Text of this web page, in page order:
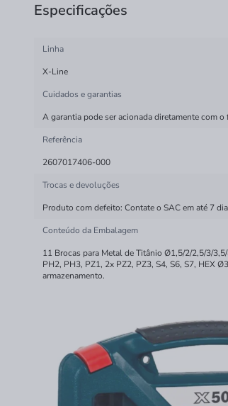
Especificações
Linha
X-Line
Cuidados e garantias
A garantia pode ser acionada diretamente com
Referência
2607017406-000
Trocas e devoluções
Produto com defeito: Contate o SAC em até 7
Conteúdo da Embalagem
11 Brocas para Metal de Titânio Ø1,5/2/2,5/3/
PH2, PH3, PZ1, 2x PZ2, PZ3, S4, S6, S7, HEX
armazenamento.